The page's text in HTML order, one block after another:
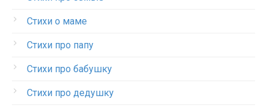
Стихи о маме
Стихи про папу
Стихи про бабушку
Стихи про дедушку